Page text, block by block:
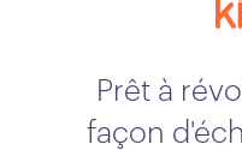
Prêt à
façon